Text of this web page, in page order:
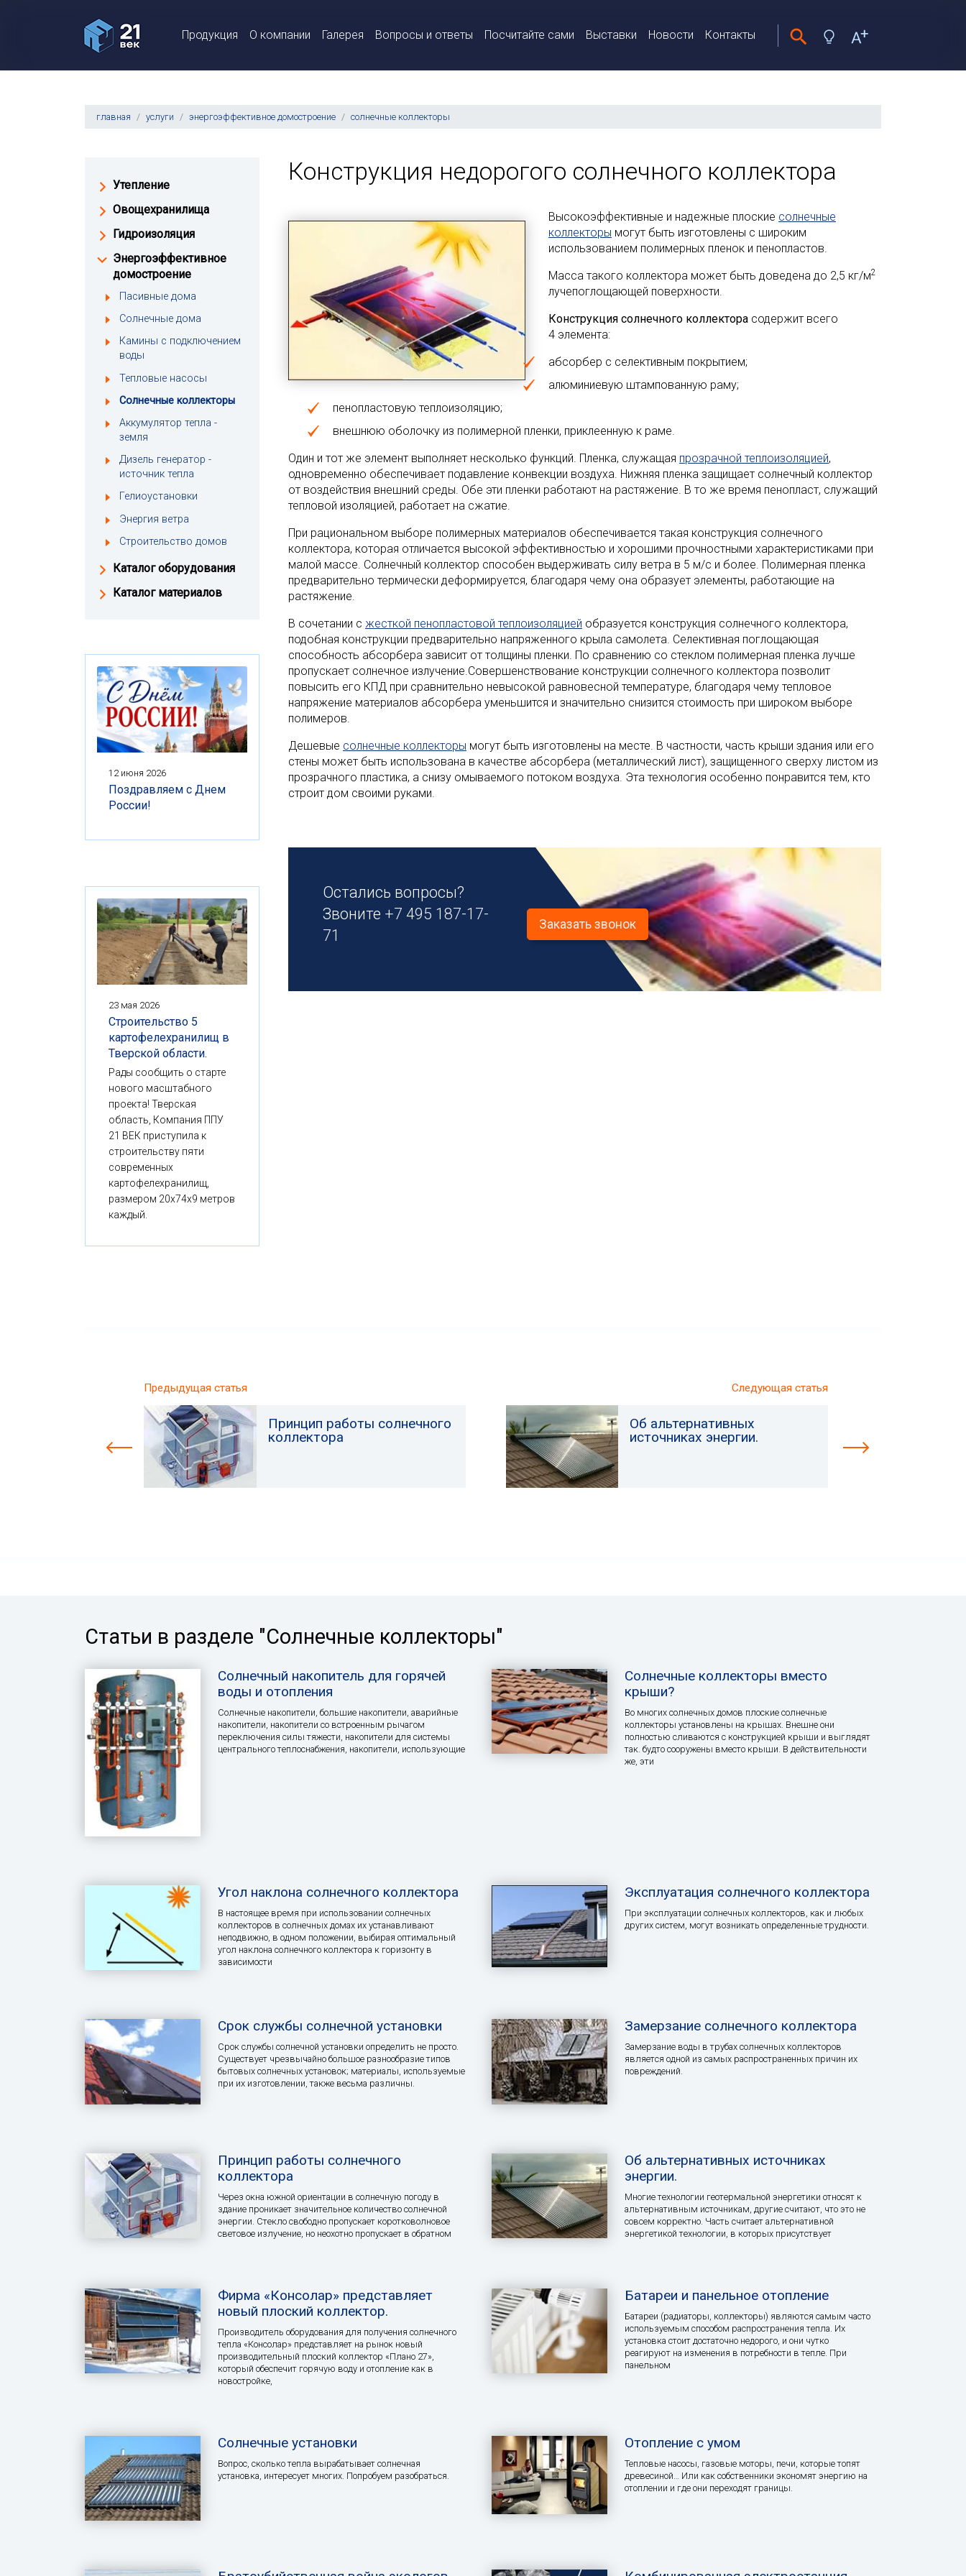
Продукция О компании Галерея Вопросы и ответы Посчитайте сами Выставки Новости Контакты
главная услуги энергоэффективное домостроение солнечные коллекторы
Конструкция недорогого солнечного коллектора
Высокоэффективные и надежные плоские солнечные
коллекторы могут быть изготовлены с широким
использованием полимерных пленок и пенопластов.
Масса такого коллектора может быть доведена до 2,5 кг/м2
лучепоглощающей поверхности.
Конструкция солнечного коллектора содержит всего
4 элемента:
абсорбер с селективным покрытием;
алюминиевую штампованную раму;
пенопластовую теплоизоляцию;
внешнюю оболочку из полимерной пленки, приклеенную к раме.
Один и тот же элемент выполняет несколько функций. Пленка, служащая прозрачной теплоизоляцией,
одновременно обеспечивает подавление конвекции воздуха. Нижняя пленка защищает солнечный коллектор
от воздействия внешний среды. Обе эти пленки работают на растяжение. В то же время пенопласт, служащий
тепловой изоляцией, работает на сжатие.
При рациональном выборе полимерных материалов обеспечивается такая конструкция солнечного
коллектора, которая отличается высокой эффективностью и хорошими прочностными характеристиками при
малой массе. Солнечный коллектор способен выдерживать силу ветра в 5 м/с и более. Полимерная пленка
предварительно термически деформируется, благодаря чему она образует элементы, работающие на
растяжение.
В сочетании с жесткой пенопластовой теплоизоляцией образуется конструкция солнечного коллектора,
подобная конструкции предварительно напряженного крыла самолета. Селективная поглощающая
способность абсорбера зависит от толщины пленки. По сравнению со стеклом полимерная пленка лучше
пропускает солнечное излучение.Совершенствование конструкции солнечного коллектора позволит
повысить его КПД при сравнительно невысокой равновесной температуре, благодаря чему тепловое
напряжение материалов абсорбера уменьшится и значительно снизится стоимость при широком выборе
полимеров.
Дешевые солнечные коллекторы могут быть изготовлены на месте. В частности, часть крыши здания или его
стены может быть использована в качестве абсорбера (металлический лист), защищенного сверху листом из
прозрачного пластика, а снизу омываемого потоком воздуха. Эта технология особенно понравится тем, кто
строит дом своими руками.
Остались вопросы?
Звоните +7 495 187-17-
71
Заказать звонок
Утепление
Овощехранилища
Гидроизоляция
Энергоэффективное
домостроение
Пасивные дома
Солнечные дома
Камины с подключением
воды
Тепловые насосы
Солнечные коллекторы
Аккумулятор тепла -
земля
Дизель генератор -
источник тепла
Гелиоустановки
Энергия ветра
Строительство домов
Каталог оборудования
Каталог материалов
12 июня 2026
Поздравляем с Днем
России!
23 мая 2026
Строительство 5
картофелехранилищ в
Тверской области.
Рады сообщить о старте
нового масштабного
проекта! Тверская
область, Компания ППУ
21 ВЕК приступила к
строительству пяти
современных
картофелехранилищ,
размером 20x74x9 метров
каждый.
Предыдущая статья
Принцип работы солнечного
коллектора
Следующая статья
Об альтернативных
источниках энергии.
Статьи в разделе "Солнечные коллекторы"
Солнечный накопитель для горячей
воды и отопления
Солнечные накопители, большие накопители, аварийные
накопители, накопители со встроенным рычагом
переключения силы тяжести, накопители для системы
центрального теплоснабжения, накопители, использующие
Солнечные коллекторы вместо
крыши?
Во многих солнечных домов плоские солнечные
коллекторы установлены на крышах. Внешне они
полностью сливаются с конструкцией крыши и выглядят
так. будто сооружены вместо крыши. В действительности
же, эти
Угол наклона солнечного коллектора
В настоящее время при использовании солнечных
коллекторов в солнечных домах их устанавливают
неподвижно, в одном положении, выбирая оптимальный
угол наклона солнечного коллектора к горизонту в
зависимости
Эксплуатация солнечного коллектора
При эксплуатации солнечных коллекторов, как и любых
других систем, могут возникать определенные трудности.
Срок службы солнечной установки
Срок службы солнечной установки определить не просто.
Существует чрезвычайно большое разнообразие типов
бытовых солнечных установок; материалы, используемые
при их изготовлении, также весьма различны.
Замерзание солнечного коллектора
Замерзание воды в трубах солнечных коллекторов
является одной из самых распространенных причин их
повреждений.
Принцип работы солнечного
коллектора
Через окна южной ориентации в солнечную погоду в
здание проникает значительное количество солнечной
энергии. Стекло свободно пропускает коротковолновое
световое излучение, но неохотно пропускает в обратном
Об альтернативных источниках
энергии.
Многие технологии геотермальной энергетики относят к
альтернативным источникам, другие считают, что это не
совсем корректно. Часть считает альтернативной
энергетикой технологии, в которых присутствует
Фирма «Консолар» представляет
новый плоский коллектор.
Производитель оборудования для получения солнечного
тепла «Консолар» представляет на рынок новый
производительный плоский коллектор «Плано 27»,
который обеспечит горячую воду и отопление как в
новостройке,
Батареи и панельное отопление
Батареи (радиаторы, коллекторы) являются самым часто
используемым способом распространения тепла. Их
установка стоит достаточно недорого, и они чутко
реагируют на изменения в потребности в тепле. При
панельном
Солнечные установки
Вопрос, сколько тепла вырабатывает солнечная
установка, интересует многих. Попробуем разобраться.
Отопление с умом
Тепловые насосы, газовые моторы, печи, которые топят
древесиной… Или как собственники экономят энергию на
отоплении и где они переходят границы.